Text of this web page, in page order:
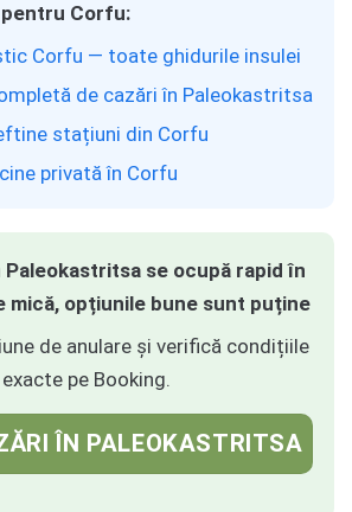
pentru Corfu:
Corfu — toate ghidurile insulei
de cazări în Paleokastritsa
stațiuni din Corfu
privată în Corfu
Paleokastritsa se ocupă rapid în
mică, opțiunile bune sunt puține
de anulare și verifică condițiile
exacte pe Booking.
ÎN PALEOKASTRITSA